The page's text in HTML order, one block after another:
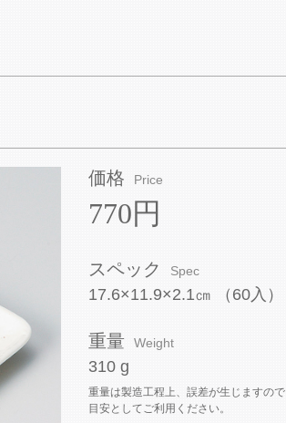
価格 Price
770円
スペック Spec
17.6×11.9×2.1㎝ （60入）
重量 Weight
310 g
重量は製造工程上、誤差が生じますので
目安としてご利用ください。